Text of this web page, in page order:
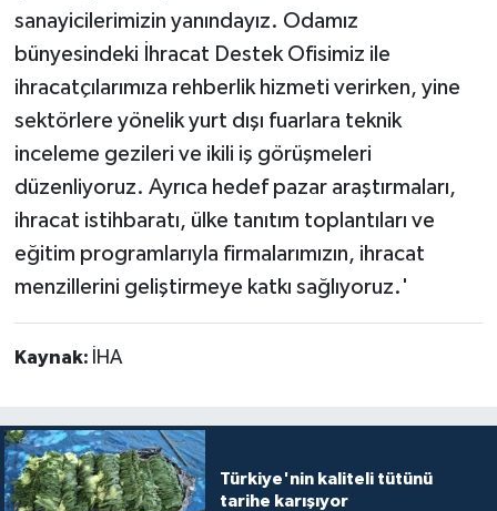
sanayicilerimizin yanındayız. Odamız
bünyesindeki İhracat Destek Ofisimiz ile
ihracatçılarımıza rehberlik hizmeti verirken, yine
sektörlere yönelik yurt dışı fuarlara teknik
inceleme gezileri ve ikili iş görüşmeleri
düzenliyoruz. Ayrıca hedef pazar araştırmaları,
ihracat istihbaratı, ülke tanıtım toplantıları ve
eğitim programlarıyla firmalarımızın, ihracat
menzillerini geliştirmeye katkı sağlıyoruz.'
Kaynak: İHA
Türkiye'nin kaliteli tütünü
tarihe karışıyor